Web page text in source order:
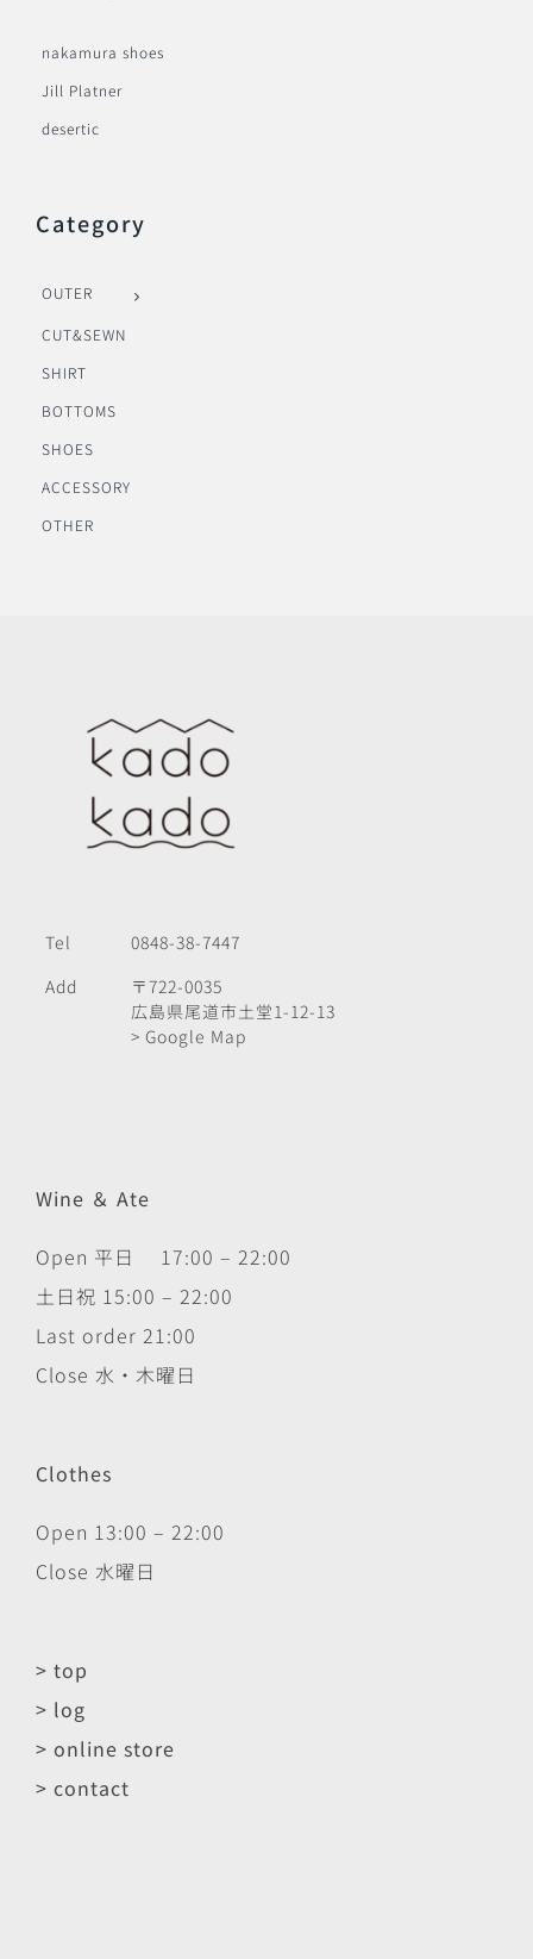
nakamura shoes
Jill Platner
desertic
Category
OUTER
CUT&SEWN
SHIRT
BOTTOMS
SHOES
ACCESSORY
OTHER
Tel
0848-38-7447
Add
〒722-0035
広島県尾道市土堂1-12-13
> Google Map
Wine ＆ Ate
Open 平日 17:00 – 22:00
土日祝 15:00 – 22:00
Last order 21:00
Close 水・木曜日
Clothes
Open 13:00 – 22:00
Close 水曜日
> top
> log
> online store
> contact